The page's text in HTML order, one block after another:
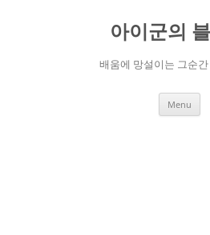
아이군의
배움에 망설이는 그순
Menu